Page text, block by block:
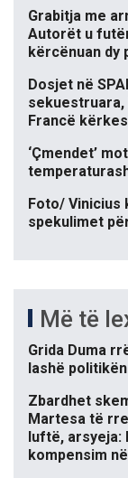
Grabitja me
Autorët u
kërcënuan dy
Dosjet në
Francë
‘Çmendet’
Foto/ Vinicius
spekulimet
Më të
Grida Duma
lashë
Zbardhet
Martesa të
luftë, arsyeja:
kompensim